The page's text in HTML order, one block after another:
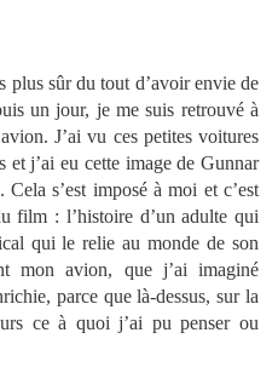
plus sûr du tout d’avoir envie de
un jour, je me suis retrouvé à
J’ai vu ces petites voitures
et j’ai eu cette image de Gunnar
s’est imposé à moi et c’est
film : l’histoire d’un adulte qui
qui le relie au monde de son
mon avion, que j’ai imaginé
parce que là-dessus, sur la
ce à quoi j’ai pu penser ou